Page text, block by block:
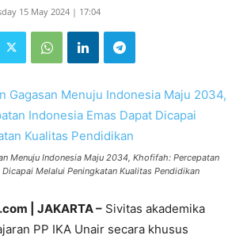
15 May 2024 | 17:04
Menuju Indonesia Maju 2034, Khofifah: Percepatan
Melalui Peningkatan Kualitas Pendidikan
| JAKARTA – Sivitas akademika
PP IKA Unair secara khusus